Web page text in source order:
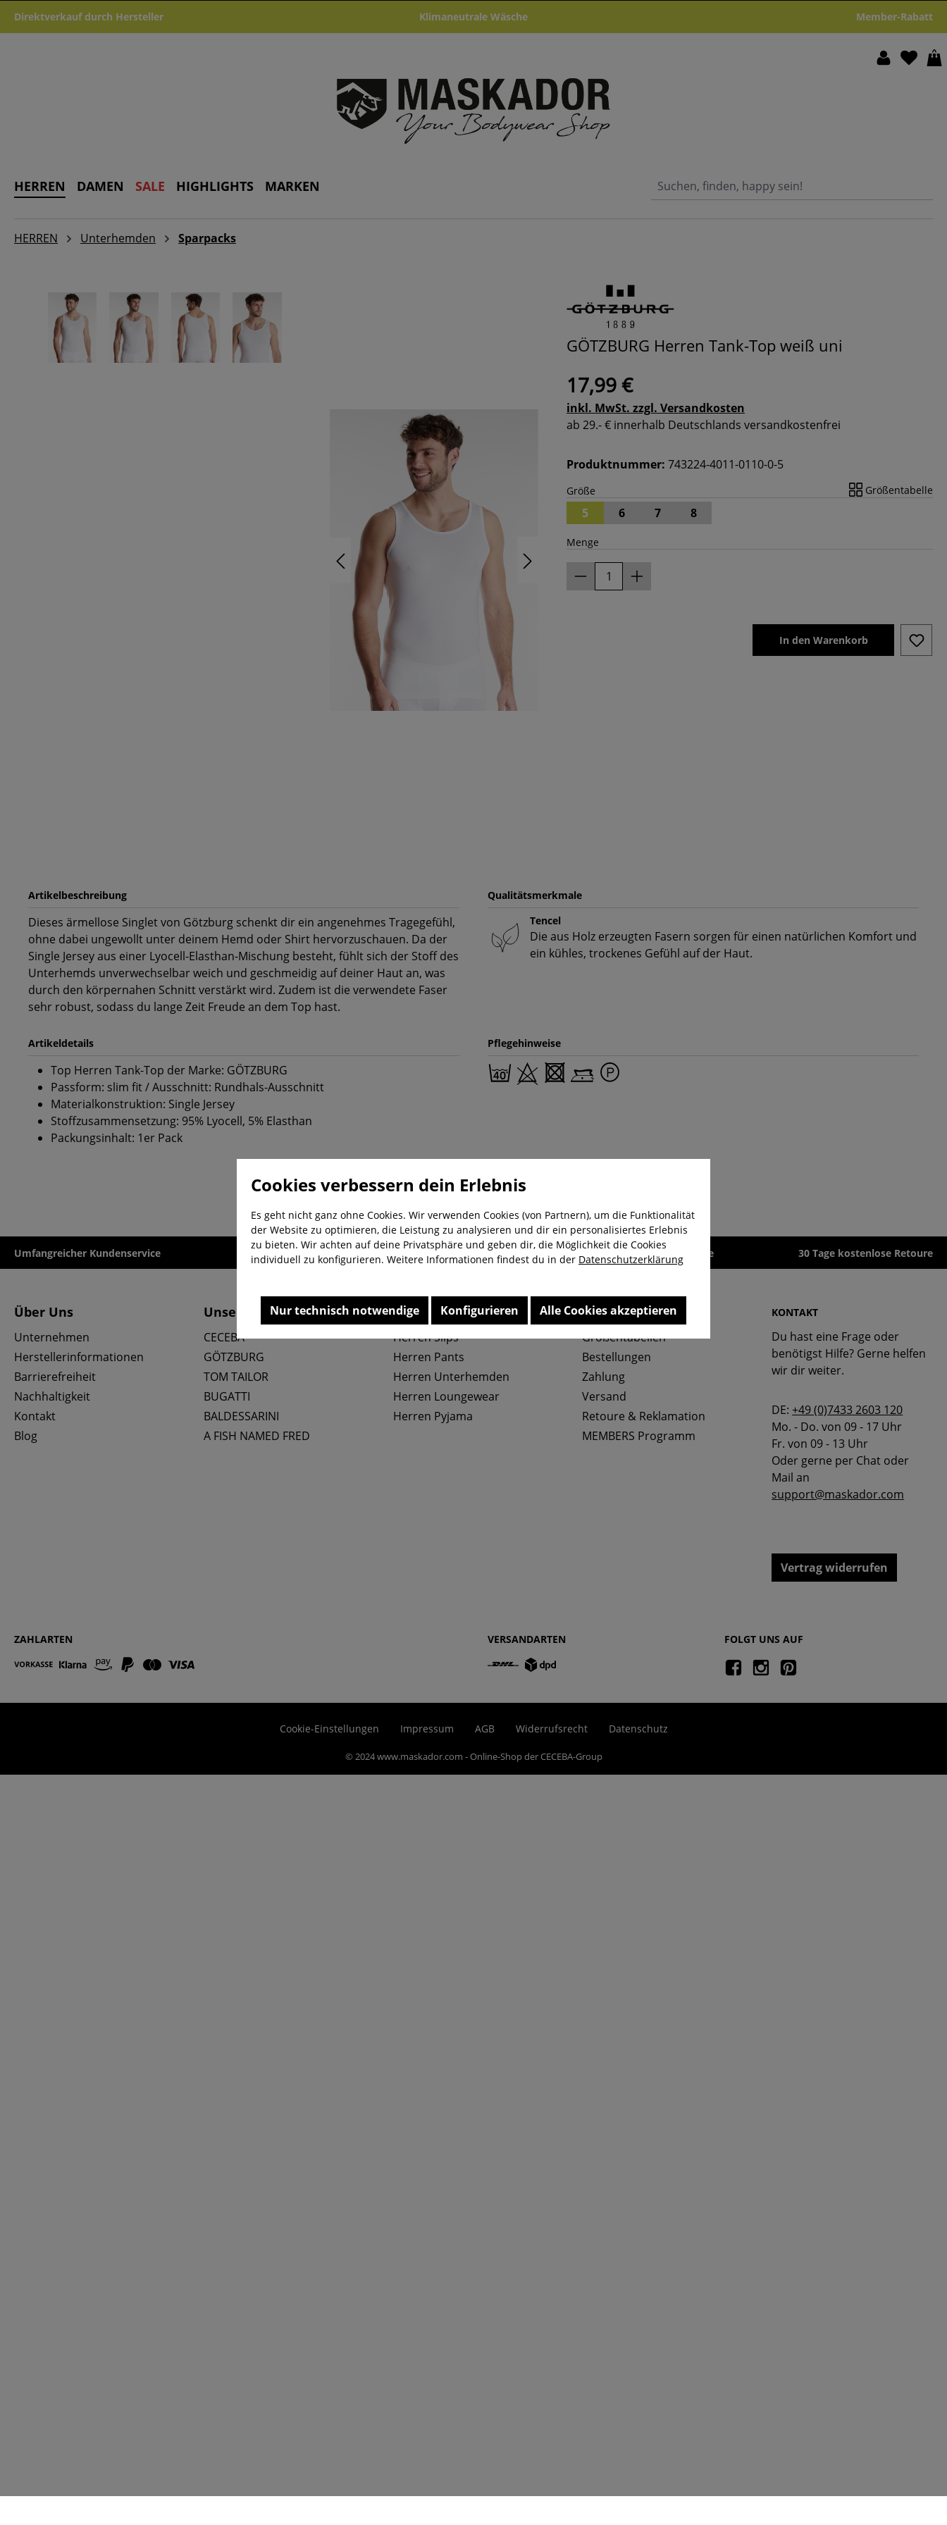
Hauptinhalt springen
Zur Suche springen
Zur Hauptnavigation springen
Direktverkauf durch Hersteller Klimaneutrale Wäsche Member-Rabatt
HERREN DAMEN SALE HIGHLIGHTS MARKEN
HERREN Unterhemden Sparpacks
GÖTZBURG Herren Tank-Top weiß uni
17,99 €
inkl. MwSt. zzgl. Versandkosten
ab 29.- € innerhalb Deutschlands versandkostenfrei
Produktnummer: 743224-4011-0110-0-5
Größe Größentabelle
5 6 7 8
Menge
In den Warenkorb
Artikelbeschreibung
Dieses ärmellose Singlet von Götzburg schenkt dir ein angenehmes Tragegefühl,
ohne dabei ungewollt unter deinem Hemd oder Shirt hervorzuschauen. Da der
Single Jersey aus einer Lyocell-Elasthan-Mischung besteht, fühlt sich der Stoff des
Unterhemds unverwechselbar weich und geschmeidig auf deiner Haut an, was
durch den körpernahen Schnitt verstärkt wird. Zudem ist die verwendete Faser
sehr robust, sodass du lange Zeit Freude an dem Top hast.
Qualitätsmerkmale
Tencel
Die aus Holz erzeugten Fasern sorgen für einen natürlichen Komfort und
ein kühles, trockenes Gefühl auf der Haut.
Artikeldetails
Top Herren Tank-Top der Marke: GÖTZBURG
Passform: slim fit / Ausschnitt: Rundhals-Ausschnitt
Materialkonstruktion: Single Jersey
Stoffzusammensetzung: 95% Lyocell, 5% Elasthan
Packungsinhalt: 1er Pack
Pflegehinweise
Umfangreicher Kundenservice Kauf auf Rechnung Kostenloser Versand ab 29,-€ Lieferzeit 1-3 Werktage 30 Tage kostenlose Retoure
Über Uns
Unternehmen
Herstellerinformationen
Barrierefreiheit
Nachhaltigkeit
Kontakt
Blog
Unsere Marken
CECEBA
GÖTZBURG
TOM TAILOR
BUGATTI
BALDESSARINI
A FISH NAMED FRED
Top Kategorien
Herren Slips
Herren Pants
Herren Unterhemden
Herren Loungewear
Herren Pyjama
Service & FAQ
Größentabellen
Bestellungen
Zahlung
Versand
Retoure & Reklamation
MEMBERS Programm
KONTAKT
Du hast eine Frage oder
benötigst Hilfe? Gerne helfen
wir dir weiter.
DE:+49 (0)7433 2603 120
Mo. - Do. von 09 - 17 Uhr
Fr. von 09 - 13 Uhr
Oder gerne per Chat oder
Mail an
support@maskador.com
Vertrag widerrufen
ZAHLARTEN VERSANDARTEN FOLGT UNS AUF
Cookie-Einstellungen Impressum AGB Widerrufsrecht Datenschutz
© 2024 www.maskador.com - Online-Shop der CECEBA-Group
Cookies verbessern dein Erlebnis
Es geht nicht ganz ohne Cookies. Wir verwenden Cookies (von Partnern), um die Funktionalität
der Website zu optimieren, die Leistung zu analysieren und dir ein personalisiertes Erlebnis
zu bieten. Wir achten auf deine Privatsphäre und geben dir, die Möglichkeit die Cookies
individuell zu konfigurieren. Weitere Informationen findest du in der Datenschutzerklärung
Nur technisch notwendige Konfigurieren Alle Cookies akzeptieren